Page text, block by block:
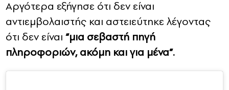
Αργότερα εξήγησε ότι δεν είναι
αντιεμβολαιστής και αστειεύτηκε λέγοντας
ότι δεν είναι “μια σεβαστή πηγή
πληροφοριών, ακόμη και για μένα”.